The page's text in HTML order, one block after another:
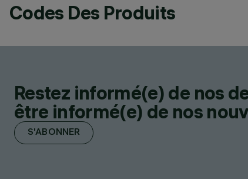
Codes Des Produits
Restez informé(e) de nos
être informé(e) de nos
S'ABONNER